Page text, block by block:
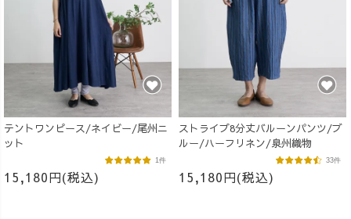
テントワンピース/ネイビー/尾州ニ
ット
15,180円(税込)
1件
ストライプ8分丈バルーンパンツ/ブ
ルー/ハーフリネン/泉州織物
15,180円(税込)
33件